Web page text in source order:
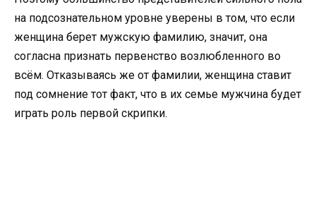
на подсознательном уровне уверены в том, что если
женщина берет мужскую фамилию, значит, она
согласна признать первенство возлюбленного во
всём. Отказываясь же от фамилии, женщина ставит
под сомнение тот факт, что в их семье мужчина будет
играть роль первой скрипки.